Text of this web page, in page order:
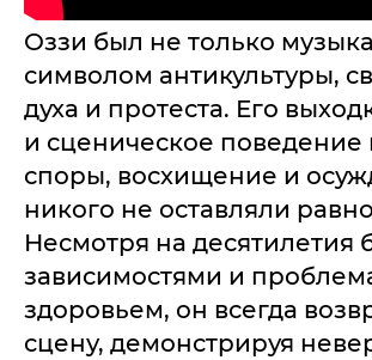
Оззи был не только
символом антикультуры,
духа и протеста. Его
и сценическое поведение
споры, восхищение и
никого не оставляли
Несмотря на десятилетия
зависимостями и
здоровьем, он всегда
сцену, демонстрируя